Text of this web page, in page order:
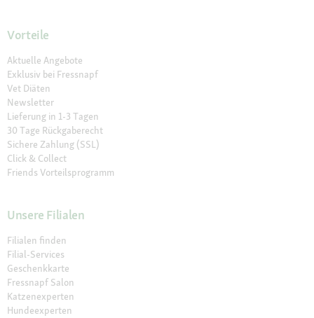
Vorteile
Aktuelle Angebote
Exklusiv bei Fressnapf
Vet Diäten
Newsletter
Lieferung in 1-3 Tagen
30 Tage Rückgaberecht
Sichere Zahlung (SSL)
Click & Collect
Friends Vorteilsprogramm
Unsere Filialen
Filialen finden
Filial-Services
Geschenkkarte
Fressnapf Salon
Katzenexperten
Hundeexperten